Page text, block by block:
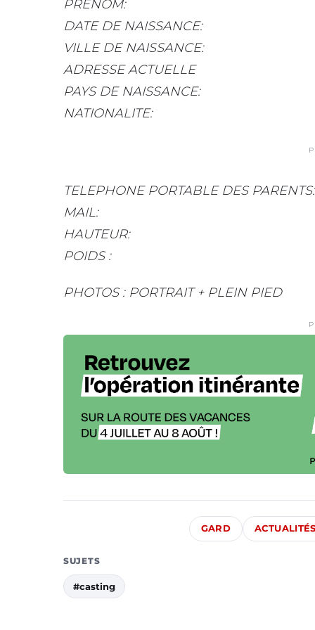
PRENOM:
DATE DE NAISSANCE:
VILLE DE NAISSANCE:
ADRESSE ACTUELLE
PAYS DE NAISSANCE:
NATIONALITE:
TELEPHONE PORTABLE DES PARENTS:
MAIL:
HAUTEUR:
POIDS :
PHOTOS : PORTRAIT + PLEIN PIED
GARD ACTUALITÉS
SUJETS
#casting